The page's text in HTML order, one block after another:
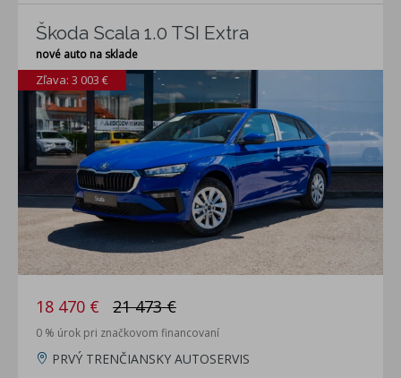
Škoda Scala 1.0 TSI Extra
nové auto na sklade
Zľava: 3 003 €
18 470 € 21 473 €
0 % úrok pri značkovom financovaní
PRVÝ TRENČIANSKY AUTOSERVIS